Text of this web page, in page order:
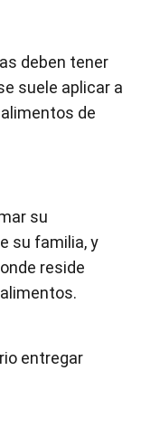
deben tener
suele aplicar a
de
su
su familia, y
reside
entregar